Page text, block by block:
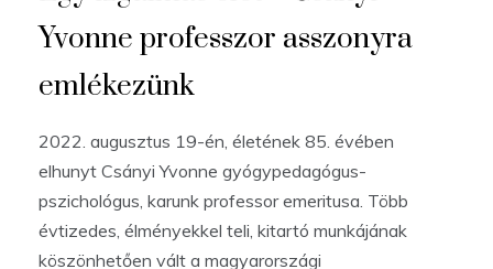
Yvonne professzor asszonyra
emlékezünk
2022. augusztus 19-én, életének 85. évében
elhunyt Csányi Yvonne gyógypedagógus-
pszichológus, karunk professor emeritusa. Több
évtizedes, élményekkel teli, kitartó munkájának
köszönhetően vált a magyarországi